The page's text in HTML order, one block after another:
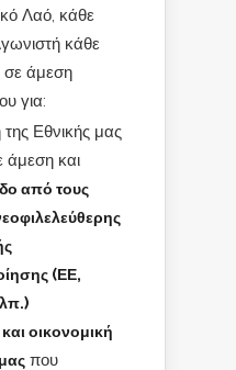
Λαό, κάθε
κάθε
σε άμεση
για:
Εθνικής μας
άμεση και
από τους
(ΕΕ,
οικονομική
που